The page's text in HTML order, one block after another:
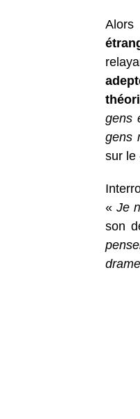
Alors
gens
gens
sur le
« Je
son